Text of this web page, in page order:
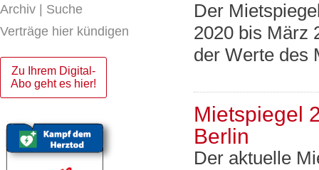
Archiv | Suche
Verträge hier kündigen
Zu Ihrem Digital-
Abo geht es hier!
Der
2020 bis März
der Werte des
Mietspiegel
Berlin
Der aktuelle